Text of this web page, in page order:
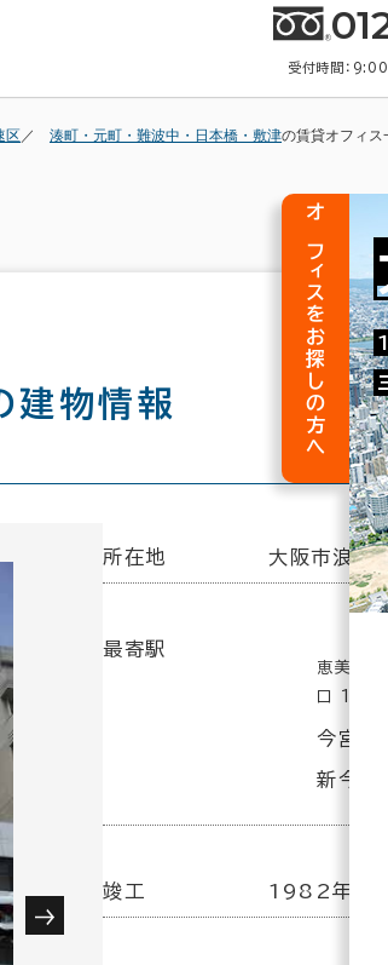
受付時間：
区 湊町・元町・難波中・日本橋・敷津の賃貸オフィス
建物情報
所在地 大阪市浪
最寄駅
恵美須
口 1分
今宮
新今
竣工 1982年
オフィスをお探しの方へ